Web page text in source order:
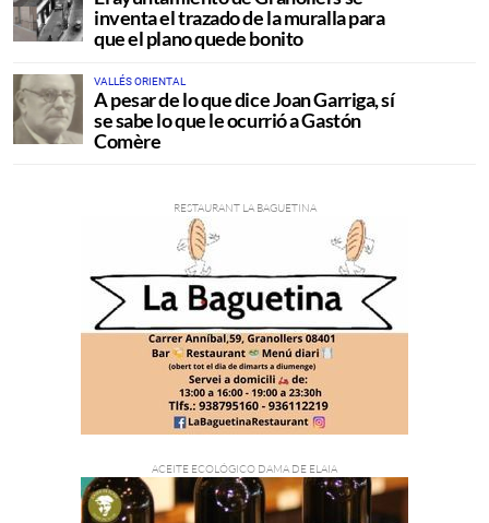
inventa el trazado de la muralla para
que el plano quede bonito
VALLÉS ORIENTAL
A pesar de lo que dice Joan Garriga, sí
se sabe lo que le ocurrió a Gastón
Comère